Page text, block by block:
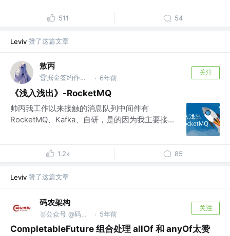
511 54
Leviv 赞了这篇文章
敖丙
🏆掘金签约作者 @微信搜：敖丙 · 6年前
关注
《浅入浅出》-RocketMQ
帅丙我工作以来接触的消息队列中间件有
RocketMQ、Kafka、自研，是的因为我主要接...
1.2k 85
Leviv 赞了这篇文章
码农架构
🥇公众号 @码农架构 · 5年前
关注
CompletableFuture 组合处理 allOf 和 anyOf太赞